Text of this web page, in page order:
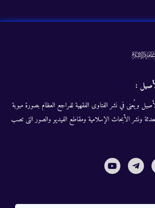
:
ويُعنى في نشر الفتاوى الفقهية للمراجع العظام بصورة مبوبة
ونشر الأبحاث الإسلامية ومقاطع الفيديو والصور التى تصب